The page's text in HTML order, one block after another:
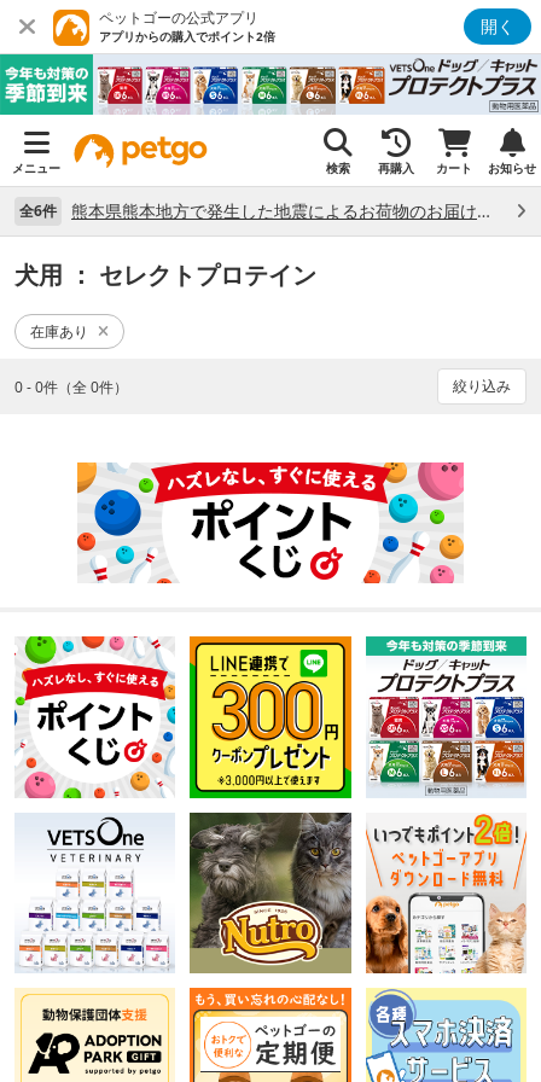
ペットゴーの公式アプリ
アプリからの購入でポイント2倍 開く
メニュー 検索 再購入 カート お知らせ
全6件 熊本県熊本地方で発生した地震によるお荷物のお届け状況について （7/28）
犬用 ： セレクトプロテイン
在庫あり
0 - 0件（全 0件） 絞り込み